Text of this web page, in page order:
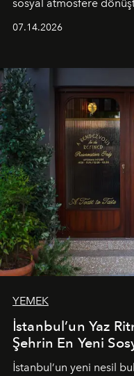
sosyal atmosfere
tematik gastronomi
Paylaşıma, lezzete ve
akşamlar, YAZ’ın sade
geceye taşıyarak her
07.14.2026
YEMEK
İstanbul’un Yaz
Şehrin En Yeni
İstanbul’un yeni nesil